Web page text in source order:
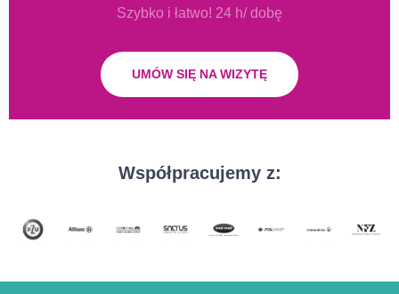
Szybko i łatwo! 24 h/ dobę
UMÓW SIĘ NA WIZYTĘ
Współpracujemy z: